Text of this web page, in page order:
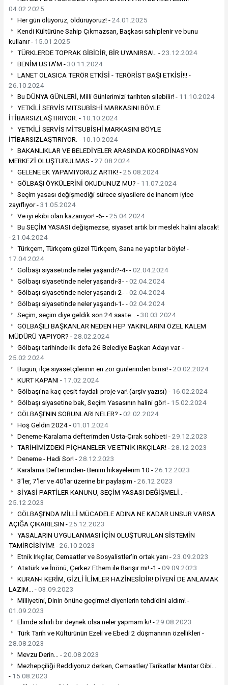
04.02.2025
Her gün ölüyoruz, öldürüyoruz! -24.01.2025
Kendi Kültürüne Sahip Çıkmazsan, Başkası sahiplenir ve bunu
kullanır - 15.01.2025
TÜRKLERDE TOPRAK GİBİDİR, BİR UYANIRSA!.. -23.12.2024
BENİM USTA'M -30.11.2024
LANET OLASICA TERÖR ETKİSİ - TERÖRİST BAŞI ETKİSİ!!! -
26.10.2024
Bu DÜNYA GÜNLERİ, Milli Günlerimizi tarihten silebilir! - 11.10.2024
YETKİLİ SERVİS MITSUBİSHİ MARKASINI BÖYLE
İTİBARSIZLAŞTIRIYOR. - 10.10.2024
YETKİLİ SERVİS MİTSUBİSHİ MARKASINI BÖYLE
İTİBARSIZLAŞTIRIYOR. - 10.10.2024
BAKANLIKLAR VE BELEDİYELER ARASINDA KOORDİNASYON
MERKEZİ OLUŞTURULMAS -27.08.2024
GELENE EK YAPAMIYORUZ ARTIK! -25.08.2024
GÖLBAŞI ÖYKÜLERİNİ OKUDUNUZ MU? - 11.07.2024
Seçim yasası değişmediği sürece siyasilere de inancım iyice
zayıflıyor -31.05.2024
Ve iyi ekibi olan kazanıyor! -6- -25.04.2024
Bu SEÇİM YASASI değişmezse, siyaset artık bir meslek halini alacak!
-21.04.2024
Türkçem, Türkçem güzel Türkçem, Sana ne yaptılar böyle! -
17.04.2024
Gölbaşı siyasetinde neler yaşandı?-4- -02.04.2024
Gölbaşı siyasetinde neler yaşandı-3- -02.04.2024
Gölbaşı siyasetinde neler yaşandı-2- -02.04.2024
Gölbaşı siyasetinde neler yaşandı-1- -02.04.2024
Seçim, seçim diye geldik son 24 saate… -30.03.2024
GÖLBAŞILI BAŞKANLAR NEDEN HEP YAKINLARINI ÖZEL KALEM
MÜDÜRÜ YAPIYOR? -28.02.2024
Gölbaşı tarihinde ilk defa 26 Belediye Başkan Adayı var. -
25.02.2024
Bugün, ilçe siyasetçilerinin en zor günlerinden birisi! -20.02.2024
KURT KAPANI - 17.02.2024
Gölbaşı'na kaç çeşit faydalı proje var! (arşiv yazısı) - 16.02.2024
Gölbaşı siyasetine bak, Seçim Yasasının halini gör! - 15.02.2024
GÖLBAŞI'NIN SORUNLARI NELER? -02.02.2024
Hoş Geldin 2024 -01.01.2024
Deneme-Karalama defterimden Usta-Çırak sohbeti -29.12.2023
TARİHİMİZDEKİ PİÇHANELER VE ETNİK IRKÇILAR! -28.12.2023
Deneme - Hadi Sor! -28.12.2023
Karalama Defterimden- Benim hikayelerim 10 -26.12.2023
3'ler, 7'ler ve 40'lar üzerine bir paylaşım -26.12.2023
SİYASİ PARTİLER KANUNU, SEÇİM YASASI DEĞİŞMELİ... -
25.12.2023
GÖLBAŞI’NDA MİLLİ MÜCADELE ADINA NE KADAR UNSUR VARSA
AÇIĞA ÇIKARILSIN -25.12.2023
YASALARIN UYGULANMASI İÇİN OLUŞTURULAN SİSTEMİN
TAMİRCİSİYİM! -26.10.2023
Etnik Irkçılar, Cemaatler ve Sosyalistler'in ortak yanı -23.09.2023
Atatürk ve İnönü, Çerkez Ethem ile Barışır mı! -1 -09.09.2023
KURAN-I KERİM, GİZLİ İLİMLER HAZİNESİDİR! DİYENİ DE ANLAMAK
LAZIM... -03.09.2023
Milliyetini, Dinin önüne geçirme! diyenlerin tehdidini aldım! -
01.09.2023
Elimde sihirli bir deynek olsa neler yapmam ki! -29.08.2023
Türk Tarih ve Kültürünün Ezeli ve Ebedi 2 düşmanının özellikleri -
28.08.2023
Mevzu Derin... -20.08.2023
Mezhepçiliği Reddiyoruz derken, Cemaatler/Tarikatlar Mantar Gibi...
- 15.08.2023